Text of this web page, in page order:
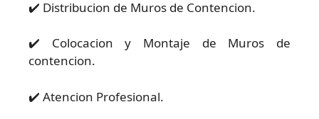
✔️ Distribucion de Muros de Contencion.
✔️ Colocacion y Montaje de Muros de
contencion.
✔️ Atencion Profesional.